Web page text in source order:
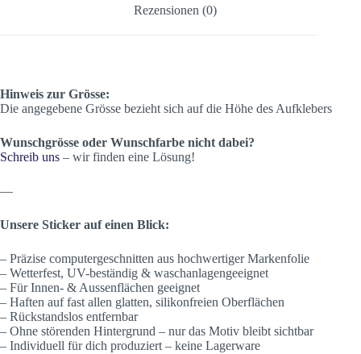
Rezensionen (0)
Hinweis zur Grösse:
Die angegebene Grösse bezieht sich auf die Höhe des Aufklebers
Wunschgrösse oder Wunschfarbe nicht dabei?
Schreib uns – wir finden eine Lösung!
—
Unsere Sticker auf einen Blick:
– Präzise computergeschnitten aus hochwertiger Markenfolie
– Wetterfest, UV-beständig & waschanlagengeeignet
– Für Innen- & Aussenflächen geeignet
– Haften auf fast allen glatten, silikonfreien Oberflächen
– Rückstandslos entfernbar
– Ohne störenden Hintergrund – nur das Motiv bleibt sichtbar
– Individuell für dich produziert – keine Lagerware